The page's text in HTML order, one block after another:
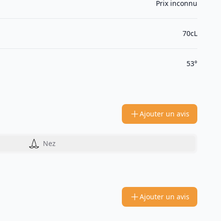
Prix inconnu
70cL
53°
Ajouter un avis
Nez
Ajouter un avis